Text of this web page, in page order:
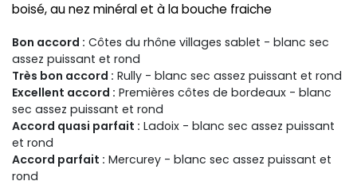
boisé, au nez minéral et à la bouche fraiche
Bon accord : Côtes du rhône villages sablet - blanc sec
assez puissant et rond
Très bon accord : Rully - blanc sec assez puissant et rond
Excellent accord : Premières côtes de bordeaux - blanc
sec assez puissant et rond
Accord quasi parfait : Ladoix - blanc sec assez puissant
et rond
Accord parfait : Mercurey - blanc sec assez puissant et
rond